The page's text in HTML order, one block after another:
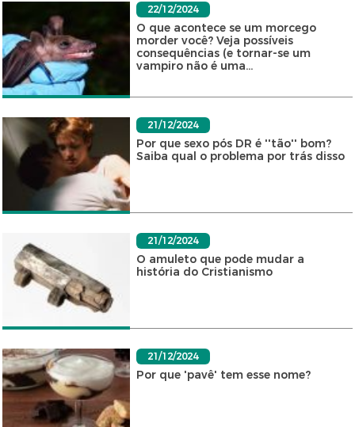
22/12/2024
O que acontece se um morcego
morder você? Veja possíveis
consequências (e tornar-se um
vampiro não é uma...
21/12/2024
Por que sexo pós DR é ''tão'' bom?
Saiba qual o problema por trás disso
21/12/2024
O amuleto que pode mudar a
história do Cristianismo
21/12/2024
Por que 'pavê' tem esse nome?